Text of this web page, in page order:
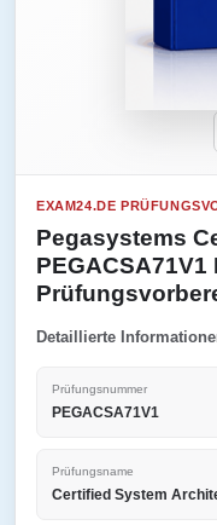
EXAM24.DE
Pegasystems
Detaillierte
Prüfungsnummer
PEGACSA71V1
Prüfungsname
Certified System